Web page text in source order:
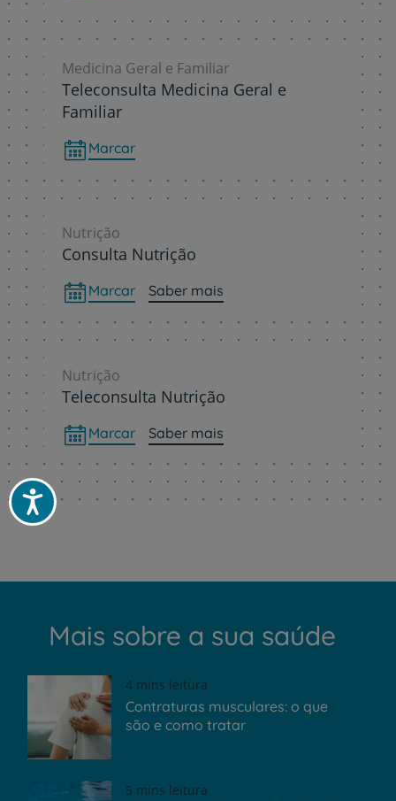
Acessibilidade
Medicina Geral e Familiar
Teleconsulta Medicina Geral e
Familiar
Marcar
Nutrição
Consulta Nutrição
Marcar Saber mais
Nutrição
Teleconsulta Nutrição
Marcar Saber mais
Mais sobre a sua saúde
4 mins leitura
Contraturas musculares: o que
são e como tratar
5 mins leitura